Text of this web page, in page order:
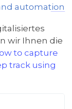
automation
wir Ihnen die
to capture
track using